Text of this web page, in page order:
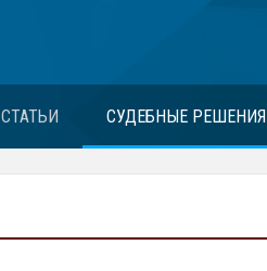
СТАТЬИ СУДЕБНЫЕ РЕШЕНИЯ